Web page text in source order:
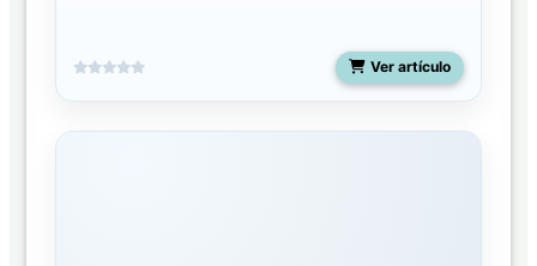
Ver artículo